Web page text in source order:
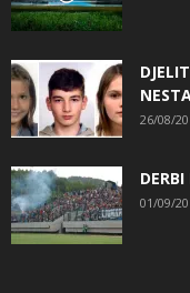
26/08/
01/09/